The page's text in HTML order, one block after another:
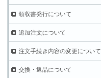
領収書発行について
追加注文について
注文手続き内容の変更について
交換・返品について